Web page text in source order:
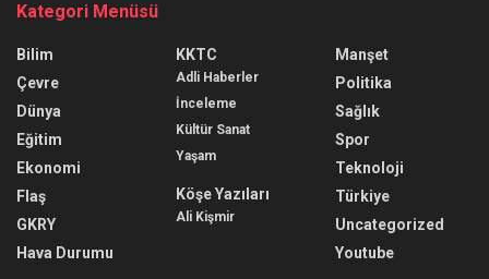
Kategori Menüsü
Bilim
Çevre
Dünya
Eğitim
Ekonomi
Flaş
GKRY
Hava Durumu
KKTC
Adli Haberler
İnceleme
Kültür Sanat
Yaşam
Köşe Yazıları
Ali Kişmir
Manşet
Politika
Sağlık
Spor
Teknoloji
Türkiye
Uncategorized
Youtube